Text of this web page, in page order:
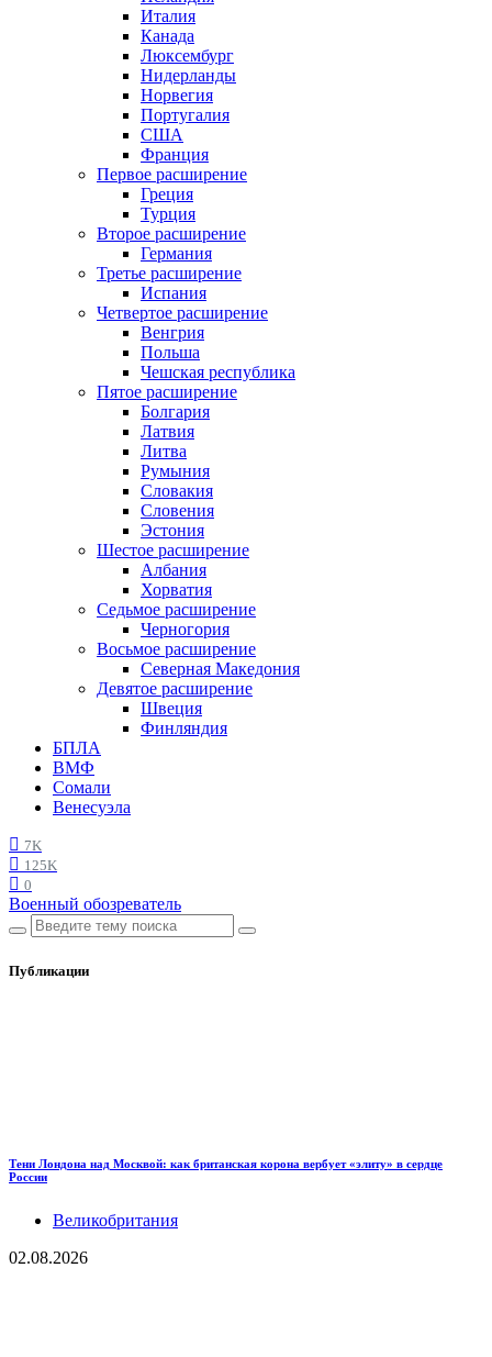
Италия
Канада
Люксембург
Нидерланды
Норвегия
Португалия
США
Франция
Первое расширение
Греция
Турция
Второе расширение
Германия
Третье расширение
Испания
Четвертое расширение
Венгрия
Польша
Чешская республика
Пятое расширение
Болгария
Латвия
Литва
Румыния
Словакия
Словения
Эстония
Шестое расширение
Албания
Хорватия
Седьмое расширение
Черногория
Восьмое расширение
Северная Македония
Девятое расширение
Швеция
Финляндия
БПЛА
ВМФ
Сомали
Венесуэла
7K
125K
0
Военный обозреватель
Публикации
Тени Лондона над Москвой: как британская корона вербует «элиту» в сердце
России
Великобритания
02.08.2026